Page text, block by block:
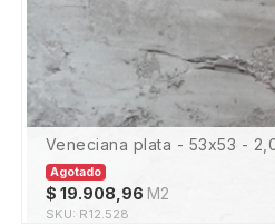
veneciana plata - 53x53 -
Agotado
$ 19.908,96 M2
SKU: R12.528